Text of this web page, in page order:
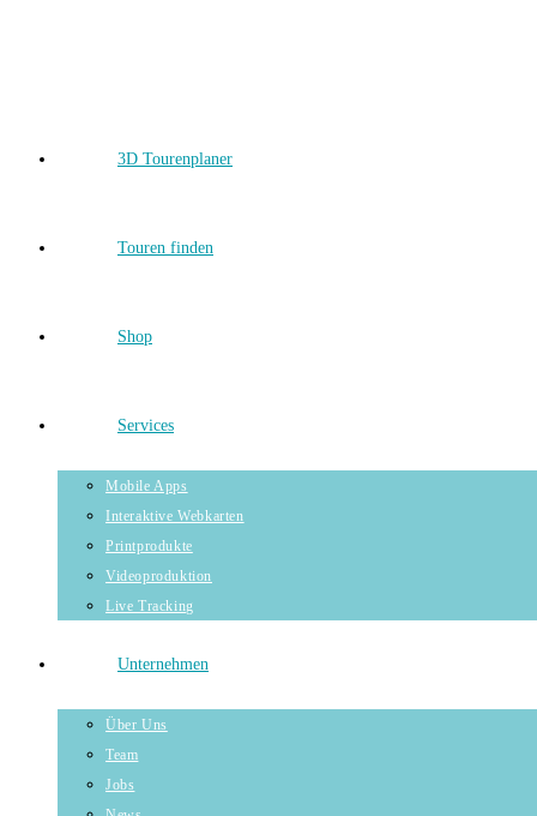
3D Tourenplaner
Touren finden
Shop
Services
Mobile Apps
Interaktive Webkarten
Printprodukte
Videoproduktion
Live Tracking
Unternehmen
Über Uns
Team
Jobs